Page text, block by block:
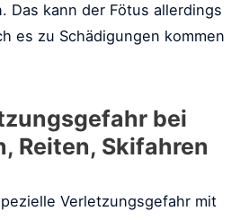
Das kann der Fötus allerdings
es zu Schädigungen kommen
bei
Reiten, Skifahren
Verletzungsgefahr mit